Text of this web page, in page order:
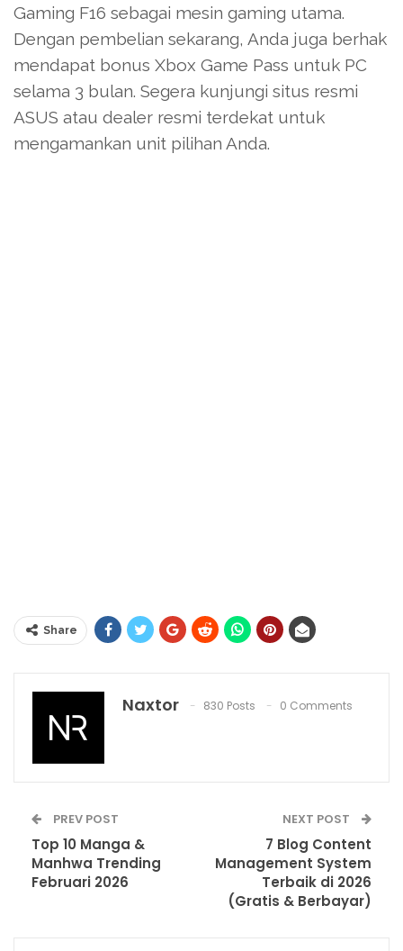
Gaming F16 sebagai mesin gaming utama.
Dengan pembelian sekarang, Anda juga berhak
mendapat bonus Xbox Game Pass untuk PC
selama 3 bulan. Segera kunjungi situs resmi
ASUS atau dealer resmi terdekat untuk
mengamankan unit pilihan Anda.
Share
Naxtor 830 Posts 0 Comments
PREV POST
Top 10 Manga &
Manhwa Trending
Februari 2026
NEXT POST
7 Blog Content
Management System
Terbaik di 2026
(Gratis & Berbayar)